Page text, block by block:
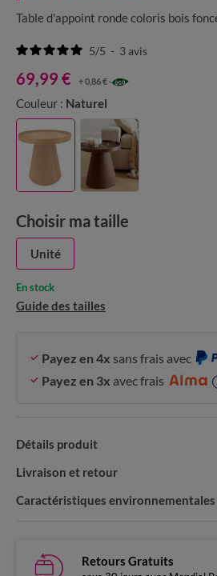
Table d'appoint ronde coloris bois
5/5 - 3avis
69,99 € + 0,86 €
Couleur : Naturel
Choisir ma taille
Unité
Guide des tailles
En stock
Payez en 4x sans frais avec
Payez en 3x avec frais
Détails produit
Livraison et retour
Caractéristiques environnementales
Retours Gratuits